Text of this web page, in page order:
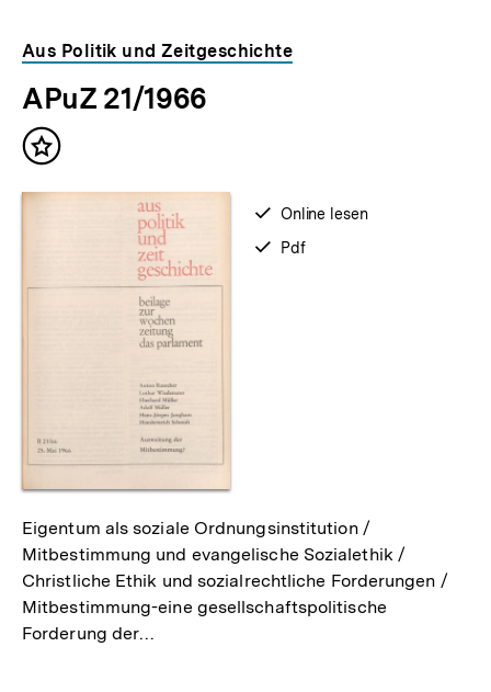
Aus Politik und Zeitgeschichte
APuZ 21/1966
Inhalt
verfügbar
Online lesen
verfügbar
Pdf
Eigentum als soziale Ordnungsinstitution /
Mitbestimmung und evangelische Sozialethik /
Christliche Ethik und sozialrechtliche Forderungen /
Mitbestimmung-eine gesellschaftspolitische
Forderung der…